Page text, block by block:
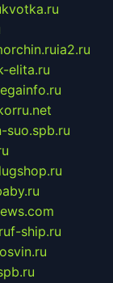
kvotka.ru
ia2.ru
elita.ru
suo.spb.ru
f-ship.ru